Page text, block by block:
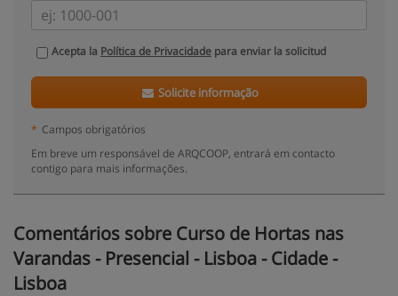
Acepta la Política de Privacidade para enviar la solicitud
Solicite informação
* Campos obrigatórios
Em breve um responsável de ARQCOOP, entrará em contacto
contigo para mais informações.
Comentários sobre Curso de Hortas nas
Varandas - Presencial - Lisboa - Cidade -
Lisboa